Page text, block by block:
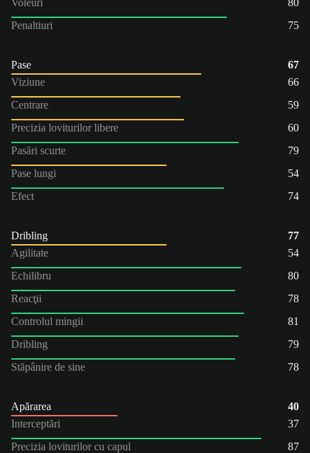
Penaltiuri
75
Pase
67
Viziune
66
Centrare
59
Precizia loviturilor libere
60
Pasări scurte
79
Pase lungi
54
Efect
74
Dribling
77
Agilitate
54
Echilibru
80
Reacţii
78
Controlul mingii
81
Dribling
79
Stăpânire de sine
78
Apărarea
40
Interceptări
37
Precizia loviturilor cu capul
87